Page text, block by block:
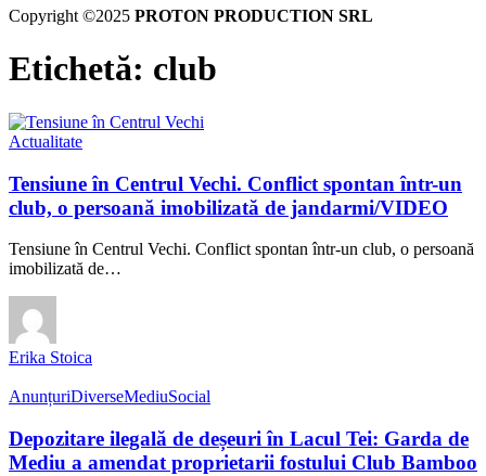
Copyright ©2025 PROTON PRODUCTION SRL
Etichetă: club
Actualitate
Tensiune în Centrul Vechi. Conflict spontan într-un
club, o persoană imobilizată de jandarmi/VIDEO
Tensiune în Centrul Vechi. Conflict spontan într-un club, o persoană
imobilizată de…
Erika Stoica
AnunțuriDiverseMediuSocial
Depozitare ilegală de deșeuri în Lacul Tei: Garda de
Mediu a amendat proprietarii fostului Club Bamboo